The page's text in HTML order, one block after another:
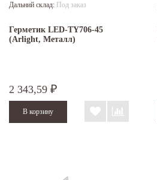
Дальний склад: Под заказ
Герметик LED-TY706-45
(Arlight, Металл)
2 343,59 ₽